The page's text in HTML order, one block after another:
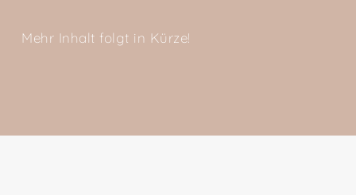
Mehr Inhalt folgt in Kürze!